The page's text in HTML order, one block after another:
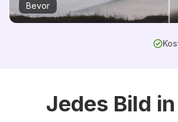
Bevor
Jedes Bild